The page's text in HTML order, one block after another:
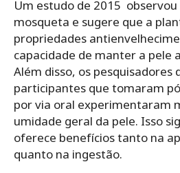
Um estudo de 2015 observou
mosqueta e sugere que a
propriedades
capacidade de manter a pele
Além disso, os pesquisadores
participantes que tomaram
por via oral experimentaram
umidade geral da pele. Isso
oferece benefícios tanto na
quanto na ingestão.